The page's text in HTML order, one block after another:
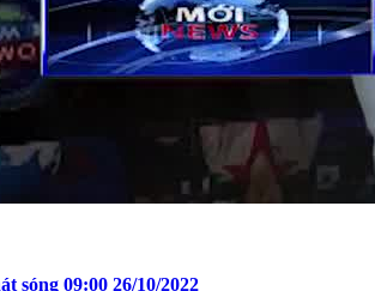
sóng 09:00 26/10/2022